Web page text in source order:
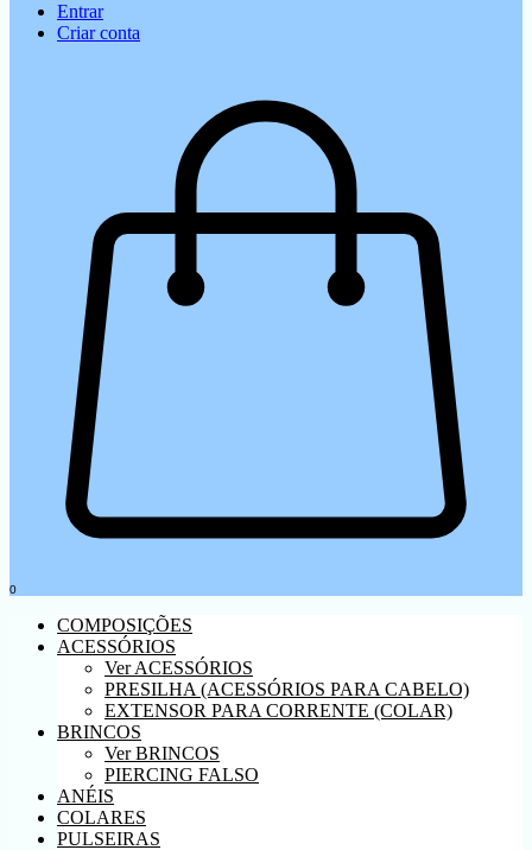
Entrar
Criar conta
0
COMPOSIÇÕES
ACESSÓRIOS
Ver ACESSÓRIOS
PRESILHA (ACESSÓRIOS PARA CABELO)
EXTENSOR PARA CORRENTE (COLAR)
BRINCOS
Ver BRINCOS
PIERCING FALSO
ANÉIS
COLARES
PULSEIRAS